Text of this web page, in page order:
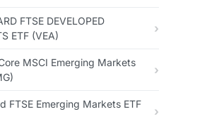
FTSE DEVELOPED
ETF (VEA)
MSCI Emerging Markets
FTSE Emerging Markets ETF